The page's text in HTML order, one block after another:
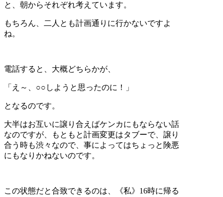
と、朝からそれぞれ考えています。
もちろん、二人とも計画通りに行かないですよ
ね。
電話すると、大概どちらかが、
「え～、○○しようと思ったのに！」
となるのです。
大半はお互いに譲り合えばケンカにもならない話
なのですが、もともと計画変更はタブーで、譲り
合う時も渋々なので、事によってはちょっと険悪
にもなりかねないのです。
この状態だと合致できるのは、《私》16時に帰る